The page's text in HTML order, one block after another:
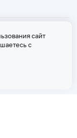
обязательна
77 - 67146 от 16
сайт
с